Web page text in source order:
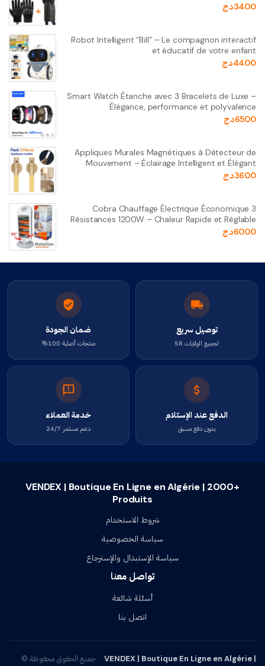
3400د.ج
Robot Intelligent “Bill” – Le compagnon interactif
et éducatif de votre enfant
4400د.ج
Smart Watch Étanche avec 3 Bracelets de Luxe –
Élégance, performance et polyvalence
6500د.ج
Appliques Murales Magnétiques à Détecteur de
Mouvement – Éclairage Intelligent et Élégant
3600د.ج
Cobra Chauffage Électrique Économique 3
Résistances 1200W – Chaleur Rapide et Réglable
6000د.ج
توصيل سريع
لجميع الولايات 58
ضمان الجودة
منتجات أصلية 100%
الدفع عند الإستلام
بدون دفع مسبق
خدمة العملاء
دعم مستمر 24/7
VENDEX | Boutique En Ligne en Algérie | 2000+
Produits
شروط الاستخدام
سياسة الخصوصية
سياسة الإستبدال والإسترجاع
تواصل معنا
أسئلة شائعة
اتصل بنا
VENDEX | Boutique En Ligne en Algérie |
جميع الحقوق محفوظة ©